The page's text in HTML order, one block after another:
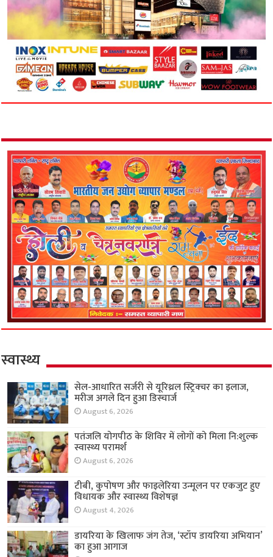
स्वास्थ्य
सेल-आधारित सर्जरी से यूरिथ्रल स्ट्रिक्चर का इलाज,
मरीज अगले दिन हुआ डिस्चार्ज
August 6, 2026
पतंजलि योगपीठ के शिविर में लोगों को मिला नि:शुल्क
स्वास्थ्य परामर्श
August 6, 2026
टीबी, कुपोषण और फाइलेरिया उन्मूलन पर एकजुट हुए
विधायक और स्वास्थ्य विशेषज्ञ
August 4, 2026
डायरिया के खिलाफ जंग तेज, ‘स्टॉप डायरिया अभियान’
का हुआ आगाज